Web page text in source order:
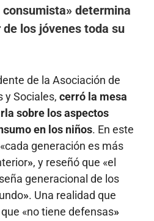
determina
los jóvenes toda su
de la Asociación de
y Sociales, cerró la mesa
sobre los aspectos
en los niños. En este
generación es más
», y reseñó que «el
generacional de los
». Una realidad que
«no tiene defensas»